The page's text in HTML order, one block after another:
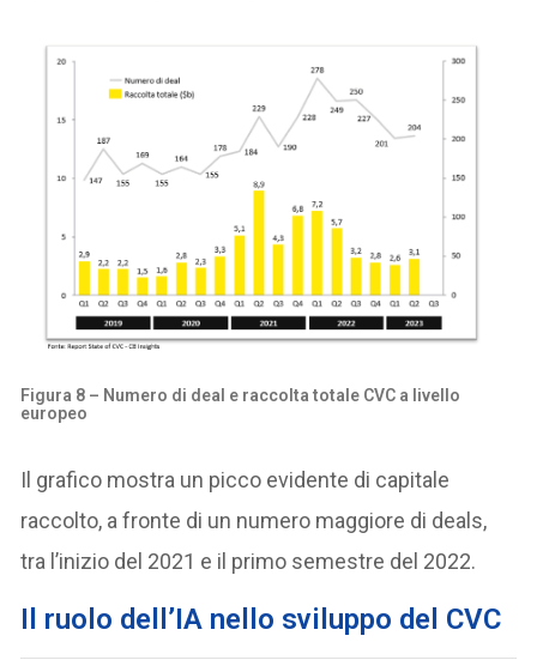
Figura 8 – Numero di deal e raccolta totale CVC a livello
europeo
Il grafico mostra un picco evidente di capitale
raccolto, a fronte di un numero maggiore di deals,
tra l’inizio del 2021 e il primo semestre del 2022.
Il ruolo dell’IA nello sviluppo del CVC